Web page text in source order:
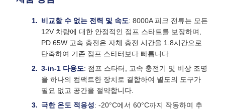
비교할 수 없는 전력 및 속도: 8000A 피크 전류는 모든
12V 차량에 대한 안정적인 점프 스타트를 보장하며,
PD 65W 고속 충전은 자체 충전 시간을 1.8시간으로
단축하여 기존 점프 스타터보다 빠릅니다.
3-in-1 다용도: 점프 스타터, 고속 충전기 및 비상 조명
을 하나의 컴팩트한 장치로 결합하여 별도의 도구가
필요 없고 공간을 절약합니다.
극한 온도 적응성: -20°C에서 60°C까지 작동하여 추